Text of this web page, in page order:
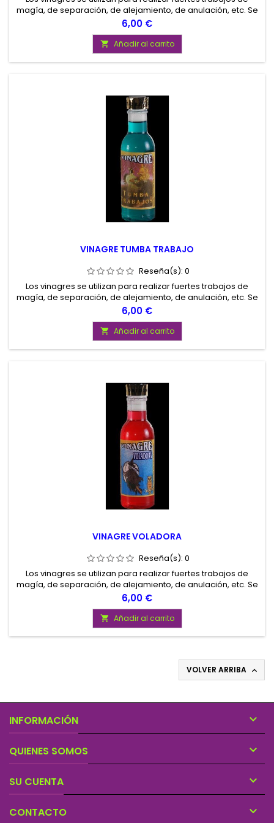
magía, de separación, de alejamiento, de anulación, etc. Se
utilizan untándolos en velas, lavando suelos, etc.
Precio
6,00 €
 Añadir al carrito
VINAGRE TUMBA TRABAJO
Reseña(s): 0
Los vinagres se utilizan para realizar fuertes trabajos de
magía, de separación, de alejamiento, de anulación, etc. Se
utilizan untándolos en velas, lavando suelos, etc.
Precio
6,00 €
 Añadir al carrito
VINAGRE VOLADORA
Reseña(s): 0
Los vinagres se utilizan para realizar fuertes trabajos de
magía, de separación, de alejamiento, de anulación, etc. Se
utilizan untándolos en velas, lavando suelos, etc.
Precio
6,00 €
 Añadir al carrito
VOLVER ARRIBA 
INFORMACIÓN 
QUIENES SOMOS 
SU CUENTA 
CONTACTO 